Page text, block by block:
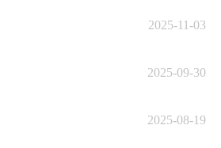
2025-11-03
2025-09-30
2025-08-19